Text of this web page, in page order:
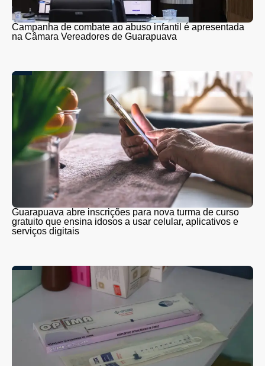
Campanha de combate ao abuso infantil é apresentada
na Câmara Vereadores de Guarapuava
Guarapuava abre inscrições para nova turma de curso
gratuito que ensina idosos a usar celular, aplicativos e
serviços digitais